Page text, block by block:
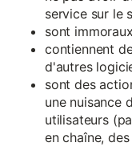
service sur le
sont
contiennent
d'autres
sont des
une nuisance
utilisateurs
en chaîne,